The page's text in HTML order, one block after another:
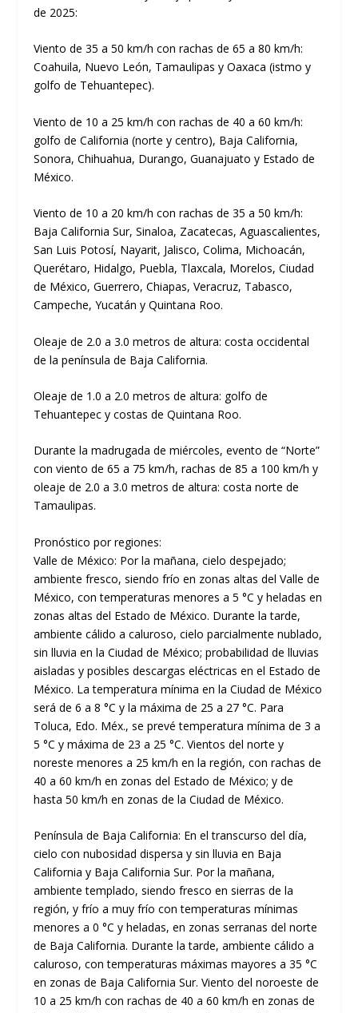
de 2025:
Viento de 35 a 50 km/h con rachas de 65 a 80 km/h:
Coahuila, Nuevo León, Tamaulipas y Oaxaca (istmo y
golfo de Tehuantepec).
Viento de 10 a 25 km/h con rachas de 40 a 60 km/h:
golfo de California (norte y centro), Baja California,
Sonora, Chihuahua, Durango, Guanajuato y Estado de
México.
Viento de 10 a 20 km/h con rachas de 35 a 50 km/h:
Baja California Sur, Sinaloa, Zacatecas, Aguascalientes,
San Luis Potosí, Nayarit, Jalisco, Colima, Michoacán,
Querétaro, Hidalgo, Puebla, Tlaxcala, Morelos, Ciudad
de México, Guerrero, Chiapas, Veracruz, Tabasco,
Campeche, Yucatán y Quintana Roo.
Oleaje de 2.0 a 3.0 metros de altura: costa occidental
de la península de Baja California.
Oleaje de 1.0 a 2.0 metros de altura: golfo de
Tehuantepec y costas de Quintana Roo.
Durante la madrugada de miércoles, evento de “Norte”
con viento de 65 a 75 km/h, rachas de 85 a 100 km/h y
oleaje de 2.0 a 3.0 metros de altura: costa norte de
Tamaulipas.
Pronóstico por regiones:
Valle de México: Por la mañana, cielo despejado;
ambiente fresco, siendo frío en zonas altas del Valle de
México, con temperaturas menores a 5 °C y heladas en
zonas altas del Estado de México. Durante la tarde,
ambiente cálido a caluroso, cielo parcialmente nublado,
sin lluvia en la Ciudad de México; probabilidad de lluvias
aisladas y posibles descargas eléctricas en el Estado de
México. La temperatura mínima en la Ciudad de México
será de 6 a 8 °C y la máxima de 25 a 27 °C. Para
Toluca, Edo. Méx., se prevé temperatura mínima de 3 a
5 °C y máxima de 23 a 25 °C. Vientos del norte y
noreste menores a 25 km/h en la región, con rachas de
40 a 60 km/h en zonas del Estado de México; y de
hasta 50 km/h en zonas de la Ciudad de México.
Península de Baja California: En el transcurso del día,
cielo con nubosidad dispersa y sin lluvia en Baja
California y Baja California Sur. Por la mañana,
ambiente templado, siendo fresco en sierras de la
región, y frío a muy frío con temperaturas mínimas
menores a 0 °C y heladas, en zonas serranas del norte
de Baja California. Durante la tarde, ambiente cálido a
caluroso, con temperaturas máximas mayores a 35 °C
en zonas de Baja California Sur. Viento del noroeste de
10 a 25 km/h con rachas de 40 a 60 km/h en zonas de